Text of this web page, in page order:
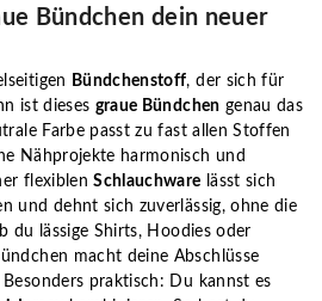
Bündchen dein neuer
Bündchenstoff, der sich für
ist dieses graue Bündchen genau das
Farbe passt zu fast allen Stoffen
Nähprojekte harmonisch und
flexiblenSchlauchware lässt sich
und dehnt sich zuverlässig, ohne die
du lässige Shirts, Hoodies oder
macht deine Abschlüsse
praktisch: Du kannst es